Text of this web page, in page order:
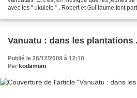
avec les " ukulele " . Robert et Guillaume font
Vanuatu : dans les plantations
Publié le 26/12/2008 à 12:10
Par kodamian